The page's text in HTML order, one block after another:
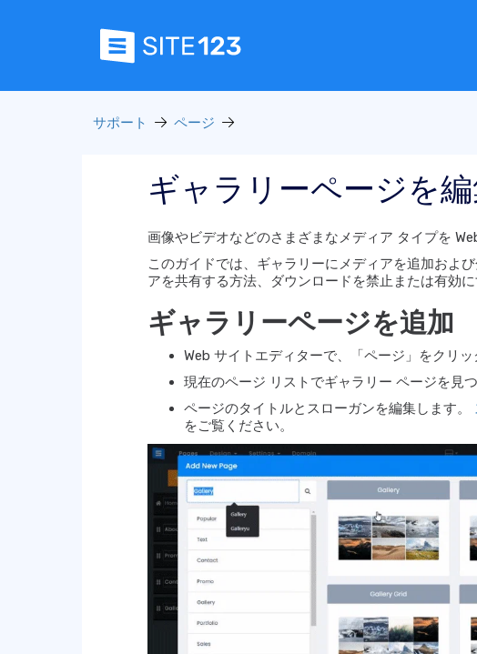
サポート ページ
ギャラリーページを
画像やビデオなどのさまざまなメディア タイプを
このガイドでは、ギャラリーにメディアを追加およ
アを共有する方法、ダウンロードを禁止または有効に
ギャラリーページを追加
Web サイトエディターで、「ページ」をクリッ
現在のページ リストでギャラリー ページを見
ページのタイトルとスローガンを編集します。
をご覧ください。